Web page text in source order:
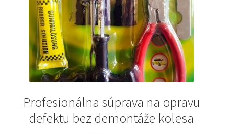
Profesionálna súprava na opravu
defektu bez demontáže kolesa